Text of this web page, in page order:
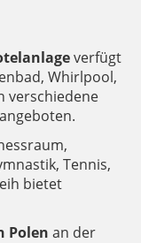
verfügt
Whirlpool,
verschiedene
Tennis,
bietet
Polen an der